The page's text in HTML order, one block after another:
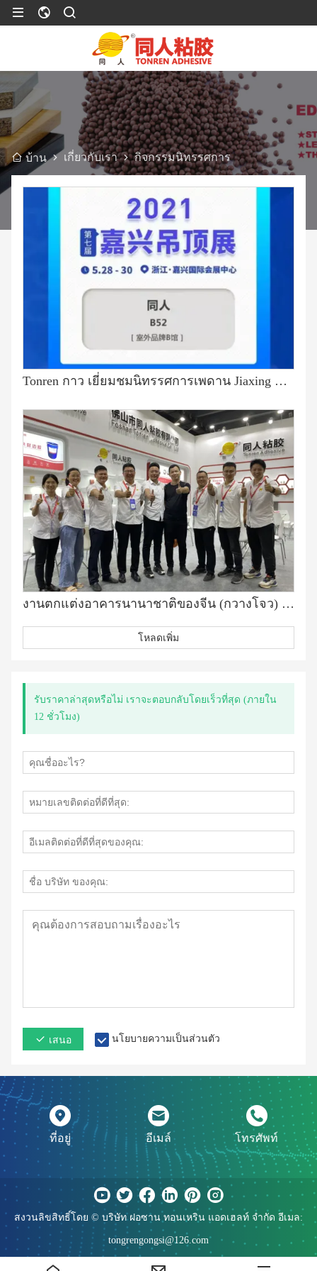
บ้าน เกี่ยวกับเรา กิจกรรมนิทรรศการ
Tonren กาว เยี่ยมชมนิทรรศการเพดาน Jiaxing ครั้งที่ 7 เพื่อสร้างความสดใสให้กับคุณ
งานตกแต่งอาคารนานาชาติของจีน (กวางโจว) ครั้งที่ 23
โหลดเพิ่ม
รับราคาล่าสุดหรือไม่ เราจะตอบกลับโดยเร็วที่สุด (ภายใน
12 ชั่วโมง)
เสนอ นโยบายความเป็นส่วนตัว
ที่อยู่ อีเมล์ โทรศัพท์
สงวนลิขสิทธิ์โดย © บริษัท ฝอซาน ทอนเหริน แอดเฮลท์ จำกัด อีเมล:
tongrengongsi@126.com